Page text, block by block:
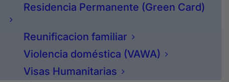
Residencia Permanente (Green Card)
Reunificacion familiar
Violencia doméstica (VAWA)
Visas Humanitarias
6 meses pero menos de un año
dentro del país, saliste de los Estados
Unidos, estas castigado por tres
años.